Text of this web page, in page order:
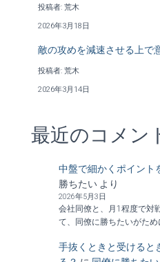
投稿者: 荒木
2026年3月18日
敵の攻めを減速させる上で
投稿者: 荒木
2026年3月14日
最近のコメン
中盤で細かくポイント
勝ちたい より
2026年5月3日
会社同僚と、月1程度で対
て、同僚に勝ちたいがため
手抜くときと受けると